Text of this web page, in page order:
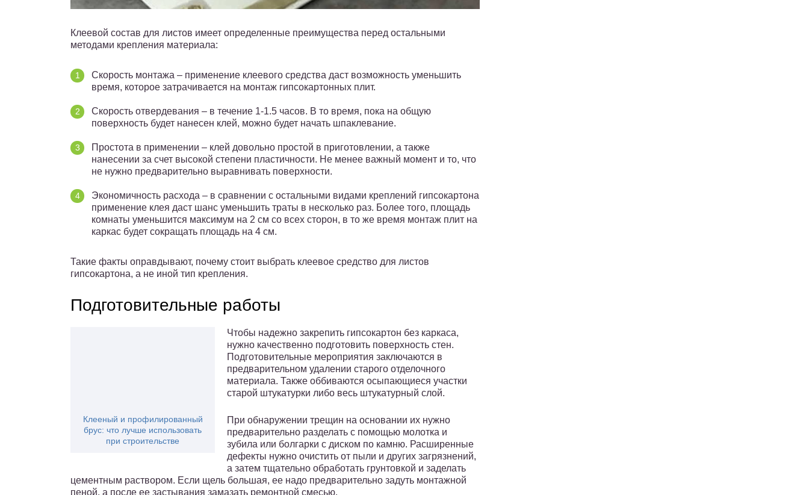
Клеевой состав для листов имеет определенные преимущества перед остальными
методами крепления материала:
Скорость монтажа – применение клеевого средства даст возможность уменьшить
время, которое затрачивается на монтаж гипсокартонных плит.
Скорость отвердевания – в течение 1-1.5 часов. В то время, пока на общую
поверхность будет нанесен клей, можно будет начать шпаклевание.
Простота в применении – клей довольно простой в приготовлении, а также
нанесении за счет высокой степени пластичности. Не менее важный момент и то, что
не нужно предварительно выравнивать поверхности.
Экономичность расхода – в сравнении с остальными видами креплений гипсокартона
применение клея даст шанс уменьшить траты в несколько раз. Более того, площадь
комнаты уменьшится максимум на 2 см со всех сторон, в то же время монтаж плит на
каркас будет сокращать площадь на 4 см.
Такие факты оправдывают, почему стоит выбрать клеевое средство для листов
гипсокартона, а не иной тип крепления.
Подготовительные работы
Клееный и профилированный
брус: что лучше использовать
при строительстве
Чтобы надежно закрепить гипсокартон без каркаса,
нужно качественно подготовить поверхность стен.
Подготовительные мероприятия заключаются в
предварительном удалении старого отделочного
материала. Также оббиваются осыпающиеся участки
старой штукатурки либо весь штукатурный слой.
При обнаружении трещин на основании их нужно
предварительно разделать с помощью молотка и
зубила или болгарки с диском по камню. Расширенные
дефекты нужно очистить от пыли и других загрязнений,
а затем тщательно обработать грунтовкой и заделать
цементным раствором. Если щель большая, ее надо предварительно задуть монтажной
пеной, а после ее застывания замазать ремонтной смесью.